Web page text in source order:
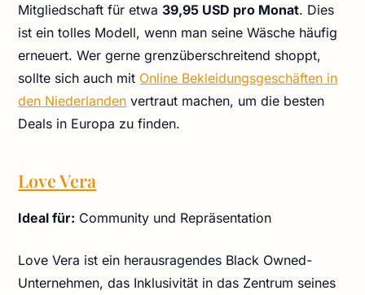
Mitgliedschaft für etwa39,95 USD pro Monat. Dies
ist ein tolles Modell, wenn man seine Wäsche häufig
erneuert. Wer gerne grenzüberschreitend shoppt,
sollte sich auch mit Online Bekleidungsgeschäften in
den Niederlanden vertraut machen, um die besten
Deals in Europa zu finden.
Love Vera
Ideal für: Community und Repräsentation
Love Vera ist ein herausragendes Black Owned-
Unternehmen, das Inklusivität in das Zentrum seines